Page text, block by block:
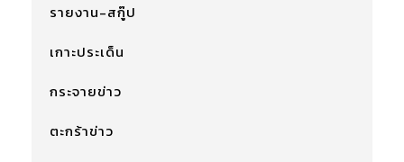
รายงาน-สกู๊ป
เกาะประเด็น
กระจายข่าว
ตะกร้าข่าว